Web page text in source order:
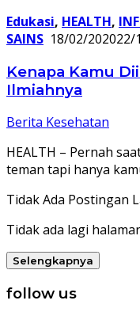
Edukasi, HEALTH,
SAINS 18/02/202022/
Kenapa Kamu
Ilmiahnya
Berita Kesehatan
HEALTH – Pernah
teman tapi hanya
Tidak Ada Postingan
Tidak ada lagi
Selengkapnya
follow us